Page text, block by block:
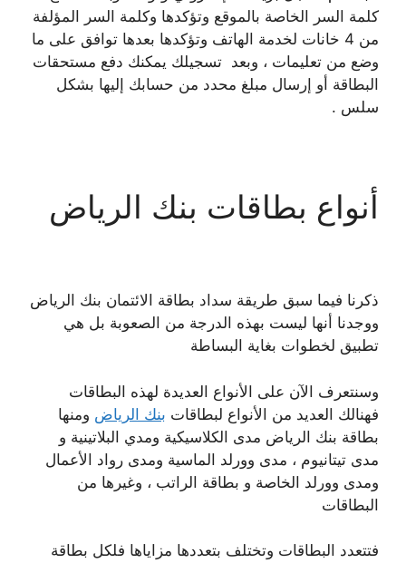
كلمة السر الخاصة بالموقع وتؤكدها وكلمة السر المؤلفة
من 4 خانات لخدمة الهاتف وتؤكدها بعدها توافق على ما
وضع من تعليمات ، وبعد تسجيلك يمكنك دفع مستحقات
البطاقة أو إرسال مبلغ محدد من حسابك إليها بشكل
سلس .
أنواع بطاقات بنك الرياض
ذكرنا فيما سبق طريقة سداد بطاقة الائتمان بنك الرياض
ووجدنا أنها ليست بهذه الدرجة من الصعوبة بل هي
تطبيق لخطوات بغاية البساطة
وسنتعرف الآن على الأنواع العديدة لهذه البطاقات
فهنالك العديد من الأنواع لبطاقات بنك الرياض ومنها
بطاقة بنك الرياض مدى الكلاسيكية ومدي البلاتينية و
مدى تيتانيوم ، مدى وورلد الماسية ومدى رواد الأعمال
ومدى وورلد الخاصة و بطاقة الراتب ، وغيرها من
البطاقات
فتتعدد البطاقات وتختلف بتعددها مزاياها فلكل بطاقة